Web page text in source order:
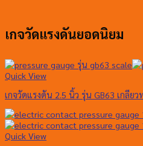
เกจวัดแรงดันยอดนิยม
Quick View
เกจวัดแรงดัน 2.5 นิ้ว รุ่น GB63 เกลีย
Quick View